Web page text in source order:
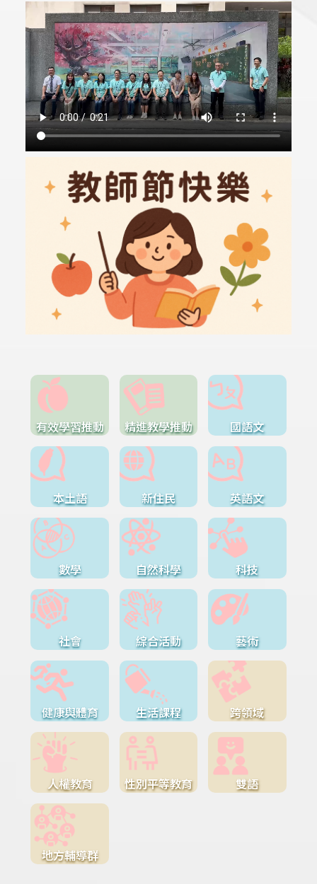
有效學習推動 精進教學推動 國語文
本土語 新住民 英語文
數學 自然科學 科技
社會 綜合活動 藝術
健康與體育 生活課程 跨領域
人權教育 性別平等教育 雙語
地方輔導群